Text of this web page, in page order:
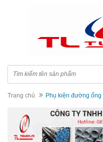
Trang chủ Phụ kiện đường ống